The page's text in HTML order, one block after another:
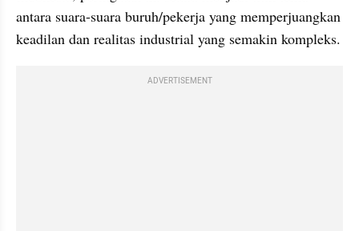
antara suara-suara buruh/pekerja yang memperjuangkan
keadilan dan realitas industrial yang semakin kompleks.
ADVERTISEMENT